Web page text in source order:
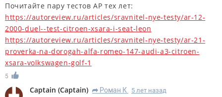
Почитайте пару тестов АР тех лет:
https://autoreview.ru/articles/sravnitel-nye-testy/ar-12-
2000-duel--test-citroen-xsara-i-seat-leon
https://autoreview.ru/articles/sravnitel-nye-testy/ar-21-
proverka-na-dorogah-alfa-romeo-147-audi-a3-citroen-
xsara-volkswagen-golf-1
5
Captain (Captain) R Роман К 5 лет назад